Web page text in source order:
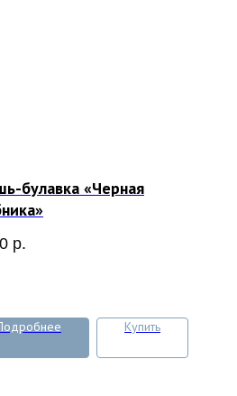
булавка «Черная
р.
Купить